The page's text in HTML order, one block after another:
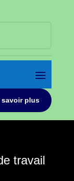
savoir plus
travail